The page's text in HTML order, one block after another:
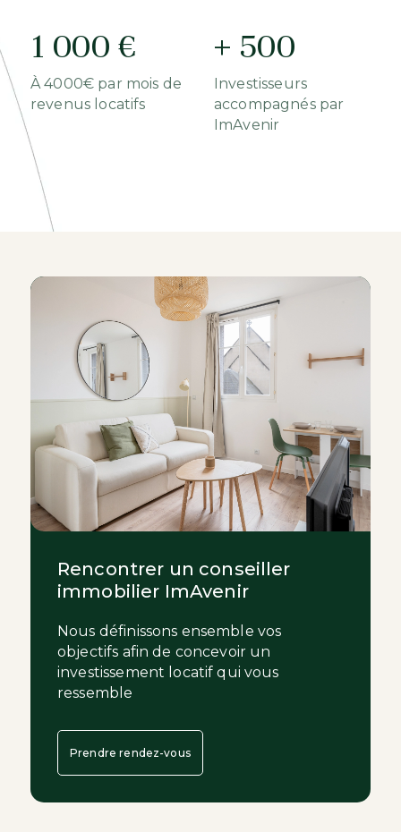
1 000 €
À 4000€ par mois de
revenus locatifs
+ 500
Investisseurs
accompagnés par
ImAvenir
Rencontrer un conseiller
immobilier ImAvenir
Nous définissons ensemble vos
objectifs afin de concevoir un
investissement locatif qui vous
ressemble
Prendre rendez-vous